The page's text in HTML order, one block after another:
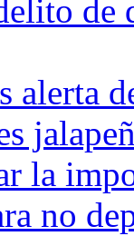
de
alerta
la
no